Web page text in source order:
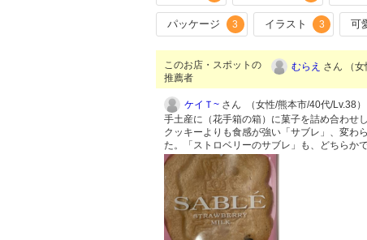
パッケージ 3 イラスト 3 可
このお店・スポットの
推薦者
むらえ さん （
ケイＴ~ さん （女性/熊本市/40代/Lv.38）
手土産に（花手箱の箱）に菓子を詰め合わせ
クッキーよりも食感が強い「サブレ」、変わ
た。「ストロベリーのサブレ」も、どちらか